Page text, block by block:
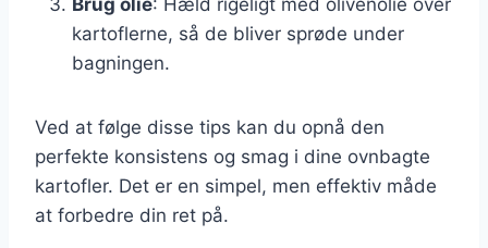
kartoflerne, så de bliver sprøde under
bagningen.
Ved at følge disse tips kan du opnå den
perfekte konsistens og smag i dine ovnbagte
kartofler. Det er en simpel, men effektiv måde
at forbedre din ret på.